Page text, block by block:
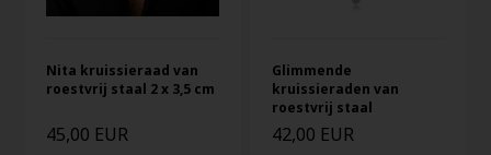
Nita kruissieraad van
roestvrij staal 2 x 3,5 cm
45,00 EUR
Glimmende
kruissieraden van
roestvrij staal
42,00 EUR